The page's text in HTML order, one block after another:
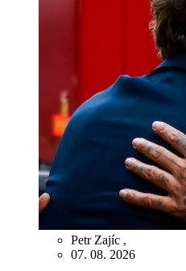
Petr Zajíc ,
07. 08. 2026